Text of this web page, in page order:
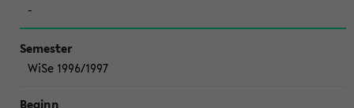
-
WiSe 1996/1997